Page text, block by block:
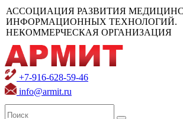
АССОЦИАЦИЯ РАЗВИТИЯ
ИНФОРМАЦИОННЫХ ТЕХНОЛОГИЙ.
НЕКОММЕРЧЕСКАЯ ОРГАНИЗАЦИЯ
+7-916-628-59-46
info@armit.ru